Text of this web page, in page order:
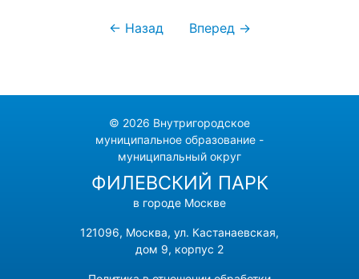
← Назад Вперед →
© 2026 Внутригородское
муниципальное образование -
муниципальный округ
ФИЛЕВСКИЙ ПАРК
в городе Москве
121096, Москва, ул. Кастанаевская,
дом 9, корпус 2